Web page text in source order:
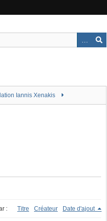
Iannis Xenakis
: Titre Créateur Date d'ajout